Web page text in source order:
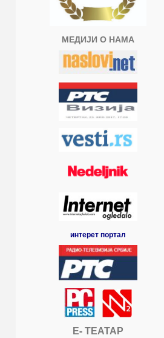
МЕДИЈИ О НАМА
интерет портал
Е- ТЕАТАР